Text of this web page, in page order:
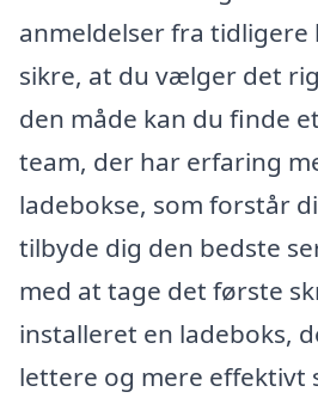
anmeldelser fra
sikre, at du vælger det
den måde kan du finde
team, der har erfaring
ladebokse, som forstår
tilbyde dig den bedste
med at tage det første
installeret en ladeboks,
lettere og mere effektivt